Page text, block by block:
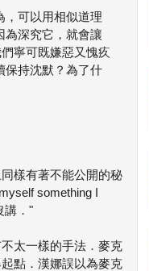
，可以用相似道理
為深究它，就會讓
寧可既嫌惡又愧疚
保持沈默？為了什
樣有著不能公開的秘
something I
講．"
太一樣的手法．麥克
點．漢娜誤以為麥克